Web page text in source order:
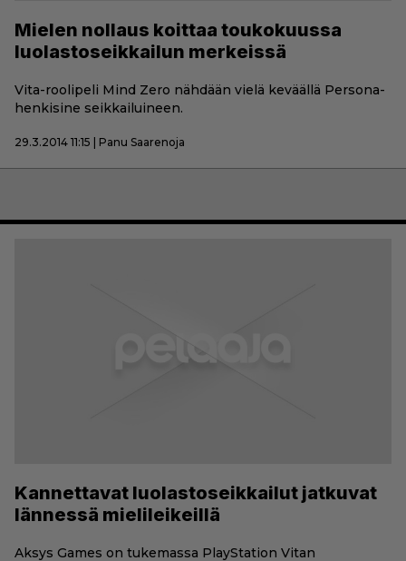
Mielen nollaus koittaa toukokuussa
luolastoseikkailun merkeissä
Vita-roolipeli Mind Zero nähdään vielä keväällä Persona-
henkisine seikkailuineen.
29.3.2014 11:15 | Panu Saarenoja
Kannettavat luolastoseikkailut jatkuvat
lännessä mielileikeillä
Aksys Games on tukemassa PlayStation Vitan